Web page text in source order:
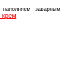
заварным
крем